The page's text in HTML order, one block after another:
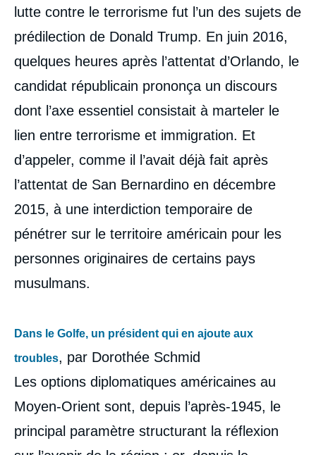
lutte contre le terrorisme fut l’un des sujets de
prédilection de Donald Trump. En juin 2016,
quelques heures après l’attentat d’Orlando, le
candidat républicain prononça un discours
dont l’axe essentiel consistait à marteler le
lien entre terrorisme et immigration. Et
d’appeler, comme il l’avait déjà fait après
l’attentat de San Bernardino en décembre
2015, à une interdiction temporaire de
pénétrer sur le territoire américain pour les
personnes originaires de certains pays
musulmans.
Dans le Golfe, un président qui en ajoute aux
troubles, par Dorothée Schmid
Les options diplomatiques américaines au
Moyen-Orient sont, depuis l’après-1945, le
principal paramètre structurant la réflexion